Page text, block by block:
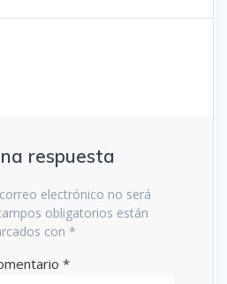
respuesta
electrónico no será
obligatorios están
con *
*